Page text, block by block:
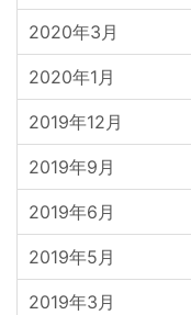
2020年3月
2020年1月
2019年12月
2019年9月
2019年6月
2019年5月
2019年3月